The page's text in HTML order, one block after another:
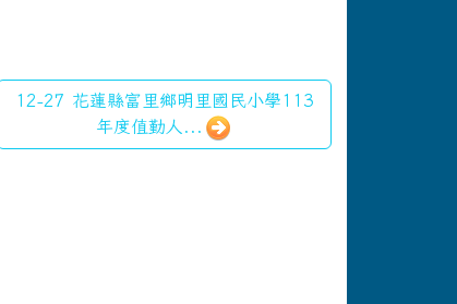
12-27 花蓮縣富里鄉明里國民小學113
年度值勤人...